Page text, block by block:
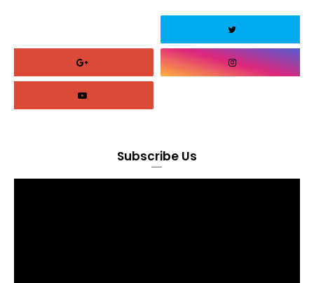
Subscribe Us